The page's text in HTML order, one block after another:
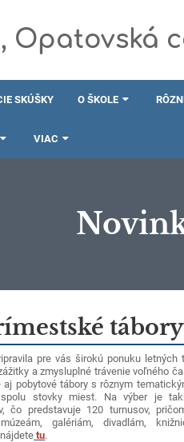
Opatovská
SKÚŠKY O ŠKOLE
VIAC
tábory
pre vás širokú ponuku letných
a zmysluplné trávenie voľného
aj pobytové tábory s rôznym
stovky miest. Na výber je
čo predstavuje 120 turnusov,
galériám, divadlám,
tu.